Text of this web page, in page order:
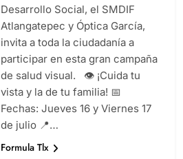
Desarrollo Social, el SMDIF
Atlangatepec y Óptica García,
invita a toda la ciudadanía a
participar en esta gran campaña
de salud visual. 👁️ ¡Cuida tu
vista y la de tu familia! 📅
Fechas: Jueves 16 y Viernes 17
de julio 📍…
Formula Tlx